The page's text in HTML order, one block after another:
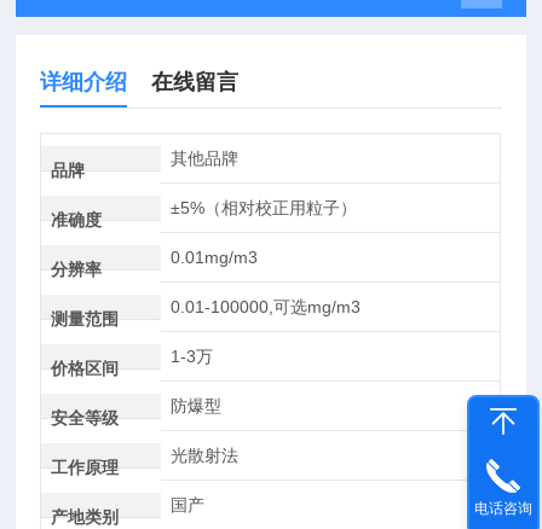
详细介绍 在线留言
品牌
其他品牌
准确度
±5%（相对校正用粒子）
分辨率
0.01mg/m3
测量范围
0.01-100000,可选mg/m3
价格区间
1-3万
安全等级
防爆型
工作原理
光散射法
产地类别
国产 电话咨询